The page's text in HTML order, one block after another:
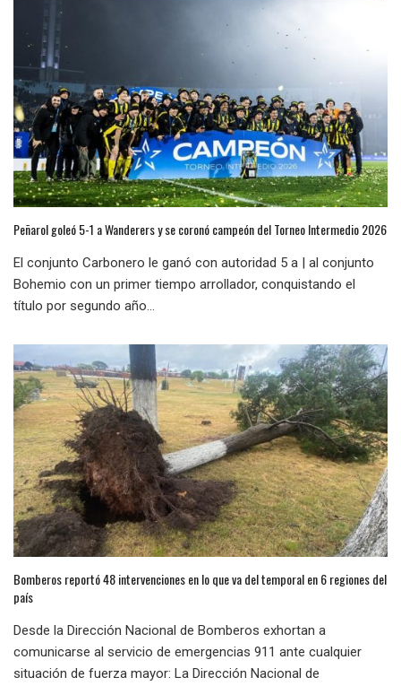
Peñarol goleó 5-1 a Wanderers y se coronó campeón del Torneo Intermedio 2026
El conjunto Carbonero le ganó con autoridad 5 a | al conjunto
Bohemio con un primer tiempo arrollador, conquistando el
título por segundo año...
Bomberos reportó 48 intervenciones en lo que va del temporal en 6 regiones del
país
Desde la Dirección Nacional de Bomberos exhortan a
comunicarse al servicio de emergencias 911 ante cualquier
situación de fuerza mayor: La Dirección Nacional de